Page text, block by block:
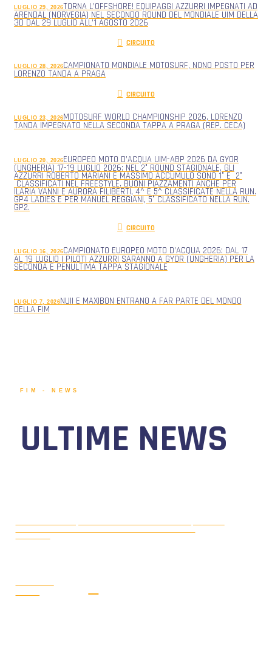
LUGLIO 29, 2026TORNA L’OFFSHORE! EQUIPAGGI AZZURRI IMPEGNATI AD
ARENDAL (NORVEGIA) NEL SECONDO ROUND DEL MONDIALE UIM DELLA
3D DAL 29 LUGLIO ALL’1 AGOSTO 2026
CIRCUITO
LUGLIO 28, 2026CAMPIONATO MONDIALE MOTOSURF, NONO POSTO PER
LORENZO TANDA A PRAGA
CIRCUITO
LUGLIO 23, 2026MOTOSURF WORLD CHAMPIONSHIP 2026, LORENZO
TANDA IMPEGNATO NELLA SECONDA TAPPA A PRAGA (REP. CECA)
LUGLIO 20, 2026EUROPEO MOTO D’ACQUA UIM-ABP 2026 DA GYOR
(UNGHERIA) 17-19 LUGLIO 2026: NEL 2° ROUND STAGIONALE, GLI
AZZURRI ROBERTO MARIANI E MASSIMO ACCUMULO SONO 1° E 2°
CLASSIFICATI NEL FREESTYLE. BUONI PIAZZAMENTI ANCHE PER
ILARIA VANNI E AURORA FILIBERTI, 4^ E 5^ CLASSIFICATE NELLA RUN.
GP4 LADIES E PER MANUEL REGGIANI, 5° CLASSIFICATO NELLA RUN.
GP2.
CIRCUITO
LUGLIO 16, 2026CAMPIONATO EUROPEO MOTO D’ACQUA 2026: DAL 17
AL 19 LUGLIO I PILOTI AZZURRI SARANNO A GYOR (UNGHERIA) PER LA
SECONDA E PENULTIMA TAPPA STAGIONALE
LUGLIO 7, 2026NUII E MAXIBON ENTRANO A FAR PARTE DEL MONDO
DELLA FIM
FIM - NEWS
ULTIME NEWS
VIVERONE!